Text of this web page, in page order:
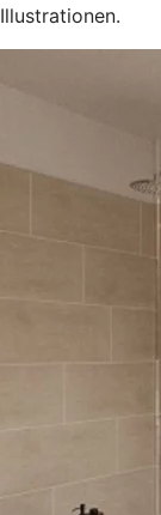
Illustrationen.